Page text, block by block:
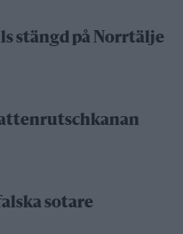
stängd på Norrtälje
sotare